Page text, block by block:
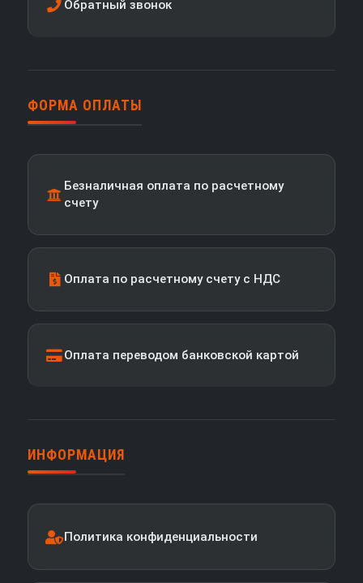
Обратный звонок
ФОРМА ОПЛАТЫ
Безналичная оплата по расчетному
счету
Оплата по расчетному счету с НДС
Оплата переводом банковской картой
ИНФОРМАЦИЯ
Политика конфиденциальности